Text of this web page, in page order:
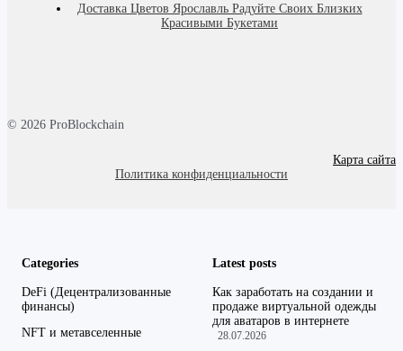
Доставка Цветов Ярославль Радуйте Своих Близких
Красивыми Букетами
© 2026 ProBlockchain
Карта сайта
Политика конфиденциальности
Categories
DeFi (Децентрализованные
финансы)
NFT и метавселенные
Latest posts
Как заработать на создании и
продаже виртуальной одежды
для аватаров в интернете
28.07.2026